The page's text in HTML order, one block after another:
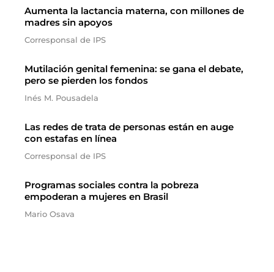
Aumenta la lactancia materna, con millones de
madres sin apoyos
Corresponsal de IPS
Mutilación genital femenina: se gana el debate,
pero se pierden los fondos
Inés M. Pousadela
Las redes de trata de personas están en auge
con estafas en línea
Corresponsal de IPS
Programas sociales contra la pobreza
empoderan a mujeres en Brasil
Mario Osava